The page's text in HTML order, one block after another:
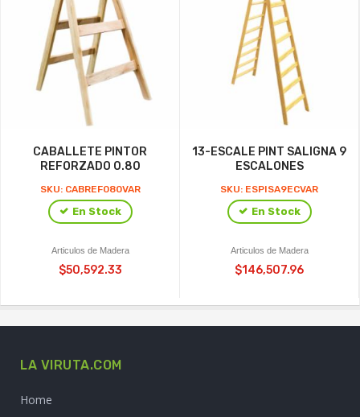
CABALLETE PINTOR
REFORZADO 0.80
SKU: CABREF080VAR
En Stock
Articulos de Madera
$50,592.33
13-ESCALE PINT SALIGNA 9
ESCALONES
SKU: ESPISA9ECVAR
En Stock
Articulos de Madera
$146,507.96
LA VIRUTA.COM
Home